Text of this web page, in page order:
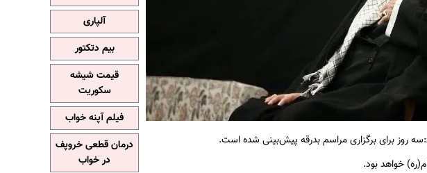
روز برای برگزاری مراسم بدرقه پیش‌بینی شده است.
خواهد بود.
آلپاری
بیم دتکتور
قیمت شیشه
سکوریت
فیلم آپنه خواب
درمان قطعی خروپف
در خواب